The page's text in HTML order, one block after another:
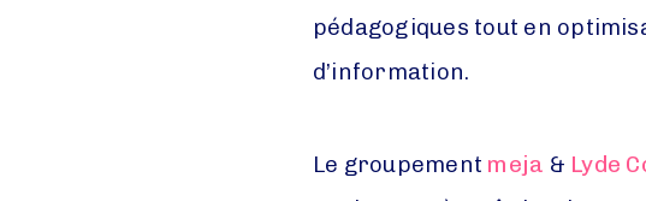
pédagogiques tout en
d’information.
Le groupement meja & Lyde